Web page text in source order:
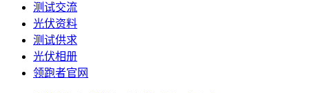
测试交流
光伏资料
测试供求
光伏相册
领跑者官网